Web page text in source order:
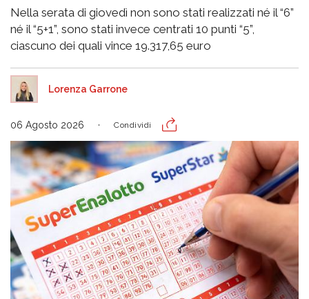
Nella serata di giovedì non sono stati realizzati né il “6”
né il “5+1”, sono stati invece centrati 10 punti “5”,
ciascuno dei quali vince 19.317,65 euro
Lorenza Garrone
06 Agosto 2026 Condividi